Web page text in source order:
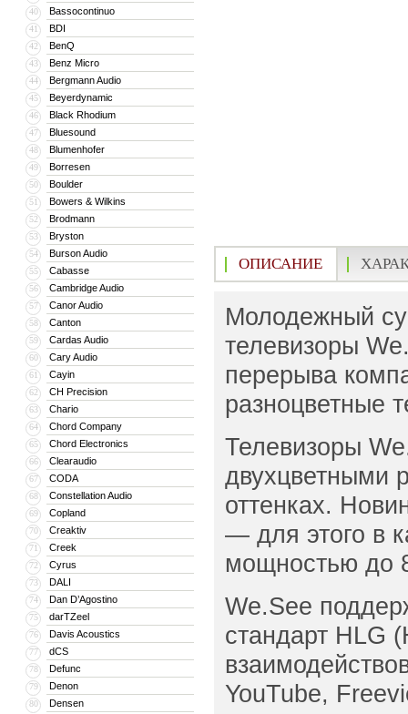
40 Bassocontinuo
41 BDI
42 BenQ
43 Benz Micro
44 Bergmann Audio
45 Beyerdynamic
46 Black Rhodium
47 Bluesound
48 Blumenhofer
49 Borresen
50 Boulder
51 Bowers & Wilkins
52 Brodmann
53 Bryston
54 Burson Audio
55 Cabasse
56 Cambridge Audio
57 Canor Audio
58 Canton
59 Cardas Audio
60 Cary Audio
61 Cayin
62 CH Precision
63 Chario
64 Chord Company
65 Chord Electronics
66 Clearaudio
67 CODA
68 Constellation Audio
69 Copland
70 Creaktiv
71 Creek
72 Cyrus
73 DALI
74 Dan D’Agostino
75 darTZeel
76 Davis Acoustics
77 dCS
78 Defunc
79 Denon
80 Densen
ОПИСАНИЕ
Молодежный
телевизоры
перерыва
разноцветные
Телевизоры
двухцветными
оттенках.
— для этого в
мощностью до
We.See
стандарт HLG
YouTube,